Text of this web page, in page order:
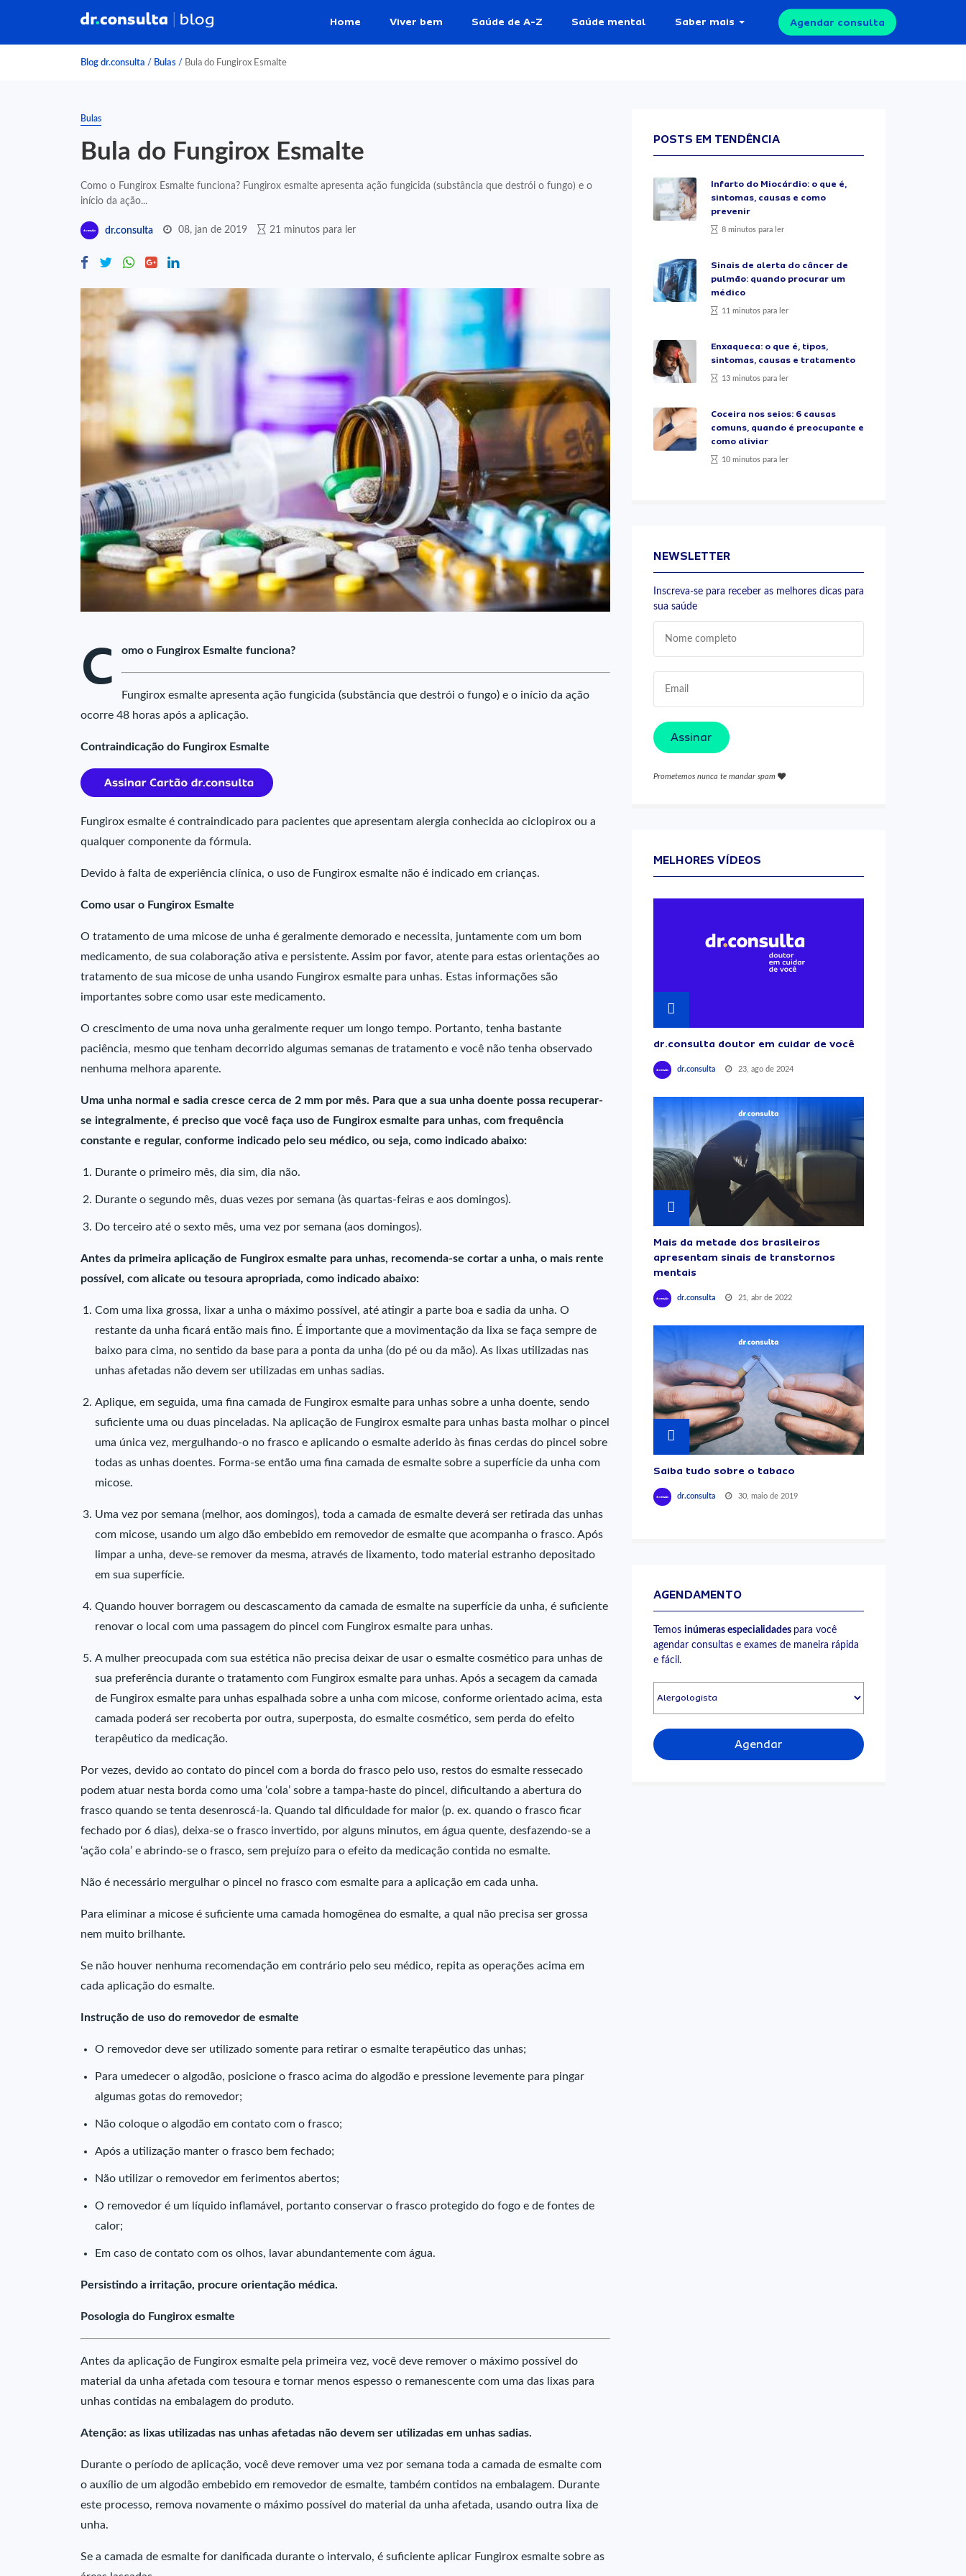
Home Viver bem Saúde de A-Z Saúde mental Saber mais Agendar consulta
Blog dr.consulta / Bulas / Bula do Fungirox Esmalte
Bulas
Bula do Fungirox Esmalte
Como o Fungirox Esmalte funciona? Fungirox esmalte apresenta ação fungicida (substância que destrói o fungo) e o
início da ação...
dr.consulta 08, jan de 2019 21 minutos para ler
C omo o Fungirox Esmalte funciona?
Fungirox esmalte apresenta ação fungicida (substância que destrói o fungo) e o início da ação
ocorre 48 horas após a aplicação.
Contraindicação do Fungirox Esmalte
Fungirox esmalte é contraindicado para pacientes que apresentam alergia conhecida ao ciclopirox ou a
qualquer componente da fórmula.
Devido à falta de experiência clínica, o uso de Fungirox esmalte não é indicado em crianças.
Como usar o Fungirox Esmalte
O tratamento de uma micose de unha é geralmente demorado e necessita, juntamente com um bom
medicamento, de sua colaboração ativa e persistente. Assim por favor, atente para estas orientações ao
tratamento de sua micose de unha usando Fungirox esmalte para unhas. Estas informações são
importantes sobre como usar este medicamento.
O crescimento de uma nova unha geralmente requer um longo tempo. Portanto, tenha bastante
paciência, mesmo que tenham decorrido algumas semanas de tratamento e você não tenha observado
nenhuma melhora aparente.
Uma unha normal e sadia cresce cerca de 2 mm por mês. Para que a sua unha doente possa recuperar-
se integralmente, é preciso que você faça uso de Fungirox esmalte para unhas, com frequência
constante e regular, conforme indicado pelo seu médico, ou seja, como indicado abaixo:
Durante o primeiro mês, dia sim, dia não.
Durante o segundo mês, duas vezes por semana (às quartas-feiras e aos domingos).
Do terceiro até o sexto mês, uma vez por semana (aos domingos).
Antes da primeira aplicação de Fungirox esmalte para unhas, recomenda-se cortar a unha, o mais rente
possível, com alicate ou tesoura apropriada, como indicado abaixo:
Com uma lixa grossa, lixar a unha o máximo possível, até atingir a parte boa e sadia da unha. O
restante da unha ficará então mais fino. É importante que a movimentação da lixa se faça sempre de
baixo para cima, no sentido da base para a ponta da unha (do pé ou da mão). As lixas utilizadas nas
unhas afetadas não devem ser utilizadas em unhas sadias.
Aplique, em seguida, uma fina camada de Fungirox esmalte para unhas sobre a unha doente, sendo
suficiente uma ou duas pinceladas. Na aplicação de Fungirox esmalte para unhas basta molhar o pincel
uma única vez, mergulhando-o no frasco e aplicando o esmalte aderido às finas cerdas do pincel sobre
todas as unhas doentes. Forma-se então uma fina camada de esmalte sobre a superfície da unha com
micose.
Uma vez por semana (melhor, aos domingos), toda a camada de esmalte deverá ser retirada das unhas
com micose, usando um algo dão embebido em removedor de esmalte que acompanha o frasco. Após
limpar a unha, deve-se remover da mesma, através de lixamento, todo material estranho depositado
em sua superfície.
Quando houver borragem ou descascamento da camada de esmalte na superfície da unha, é suficiente
renovar o local com uma passagem do pincel com Fungirox esmalte para unhas.
A mulher preocupada com sua estética não precisa deixar de usar o esmalte cosmético para unhas de
sua preferência durante o tratamento com Fungirox esmalte para unhas. Após a secagem da camada
de Fungirox esmalte para unhas espalhada sobre a unha com micose, conforme orientado acima, esta
camada poderá ser recoberta por outra, superposta, do esmalte cosmético, sem perda do efeito
terapêutico da medicação.
Por vezes, devido ao contato do pincel com a borda do frasco pelo uso, restos do esmalte ressecado
podem atuar nesta borda como uma ‘cola’ sobre a tampa-haste do pincel, dificultando a abertura do
frasco quando se tenta desenroscá-la. Quando tal dificuldade for maior (p. ex. quando o frasco ficar
fechado por 6 dias), deixa-se o frasco invertido, por alguns minutos, em água quente, desfazendo-se a
‘ação cola’ e abrindo-se o frasco, sem prejuízo para o efeito da medicação contida no esmalte.
Não é necessário mergulhar o pincel no frasco com esmalte para a aplicação em cada unha.
Para eliminar a micose é suficiente uma camada homogênea do esmalte, a qual não precisa ser grossa
nem muito brilhante.
Se não houver nenhuma recomendação em contrário pelo seu médico, repita as operações acima em
cada aplicação do esmalte.
Instrução de uso do removedor de esmalte
O removedor deve ser utilizado somente para retirar o esmalte terapêutico das unhas;
Para umedecer o algodão, posicione o frasco acima do algodão e pressione levemente para pingar
algumas gotas do removedor;
Não coloque o algodão em contato com o frasco;
Após a utilização manter o frasco bem fechado;
Não utilizar o removedor em ferimentos abertos;
O removedor é um líquido inflamável, portanto conservar o frasco protegido do fogo e de fontes de
calor;
Em caso de contato com os olhos, lavar abundantemente com água.
Persistindo a irritação, procure orientação médica.
Posologia do Fungirox esmalte
Antes da aplicação de Fungirox esmalte pela primeira vez, você deve remover o máximo possível do
material da unha afetada com tesoura e tornar menos espesso o remanescente com uma das lixas para
unhas contidas na embalagem do produto.
Atenção: as lixas utilizadas nas unhas afetadas não devem ser utilizadas em unhas sadias.
Durante o período de aplicação, você deve remover uma vez por semana toda a camada de esmalte com
o auxílio de um algodão embebido em removedor de esmalte, também contidos na embalagem. Durante
este processo, remova novamente o máximo possível do material da unha afetada, usando outra lixa de
unha.
Se a camada de esmalte for danificada durante o intervalo, é suficiente aplicar Fungirox esmalte sobre as
POSTS EM TENDÊNCIA
Infarto do Miocárdio: o que é,
sintomas, causas e como
prevenir
8 minutos para ler
Sinais de alerta do câncer de
pulmão: quando procurar um
médico
11 minutos para ler
Enxaqueca: o que é, tipos,
sintomas, causas e tratamento
13 minutos para ler
Coceira nos seios: 6 causas
comuns, quando é preocupante e
como aliviar
10 minutos para ler
NEWSLETTER
Inscreva-se para receber as melhores dicas para
sua saúde
Assinar
Prometemos nunca te mandar spam
MELHORES VÍDEOS
dr.consulta doutor em cuidar de você
dr.consulta 23, ago de 2024
Mais da metade dos brasileiros
apresentam sinais de transtornos
mentais
dr.consulta 21, abr de 2022
Saiba tudo sobre o tabaco
dr.consulta 30, maio de 2019
AGENDAMENTO
Temos inúmeras especialidades para você
agendar consultas e exames de maneira rápida
e fácil.
Agendar